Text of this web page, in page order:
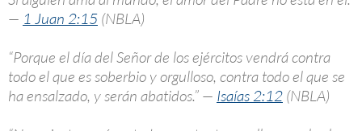
— 1 Juan 2:15 (NBLA)
“Porque el día del Señor de los ejércitos vendrá contra
todo el que es soberbio y orgulloso, contra todo el que se
ha ensalzado, y serán abatidos.” — Isaías 2:12 (NBLA)